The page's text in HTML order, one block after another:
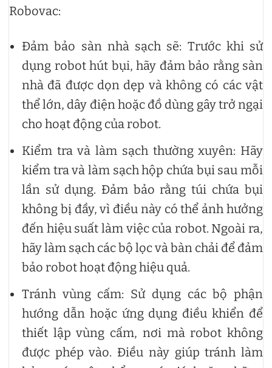
Robovac:
Đảm bảo sàn nhà sạch sẽ: Trước khi sử
dụng robot hút bụi, hãy đảm bảo rằng sàn
nhà đã được dọn dẹp và không có các vật
thể lớn, dây điện hoặc đồ dùng gây trở ngại
cho hoạt động của robot.
Kiểm tra và làm sạch thường xuyên: Hãy
kiểm tra và làm sạch hộp chứa bụi sau mỗi
lần sử dụng. Đảm bảo rằng túi chứa bụi
không bị đầy, vì điều này có thể ảnh hưởng
đến hiệu suất làm việc của robot. Ngoài ra,
hãy làm sạch các bộ lọc và bàn chải để đảm
bảo robot hoạt động hiệu quả.
Tránh vùng cấm: Sử dụng các bộ phận
hướng dẫn hoặc ứng dụng điều khiển để
thiết lập vùng cấm, nơi mà robot không
được phép vào. Điều này giúp tránh làm